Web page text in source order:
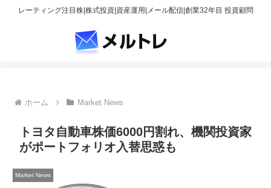
レーティング注目株|株式投資|資産運用|メール配信|創業32年目 投資顧問
ホーム Market News
トヨタ自動車株価6000円割れ、機関投資家
がポートフォリオ入替思惑も
Market News